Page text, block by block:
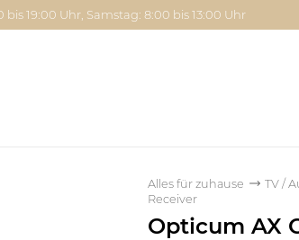
19:00 Uhr, Samstag: 8:00 bis 13:00 Uhr
Alles für zuhause TV /
Receiver
Opticum AX